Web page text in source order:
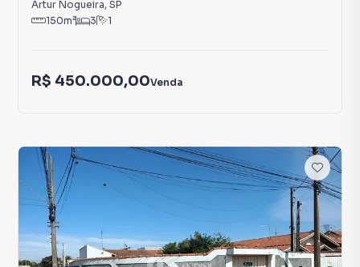
Artur Nogueira, SP
150m² 3 1
R$ 450.000,00Venda